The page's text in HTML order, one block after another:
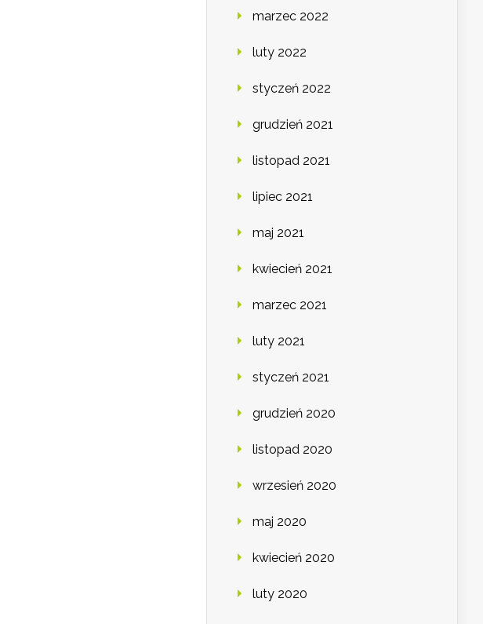
marzec 2022
luty 2022
styczeń 2022
grudzień 2021
listopad 2021
lipiec 2021
maj 2021
kwiecień 2021
marzec 2021
luty 2021
styczeń 2021
grudzień 2020
listopad 2020
wrzesień 2020
maj 2020
kwiecień 2020
luty 2020